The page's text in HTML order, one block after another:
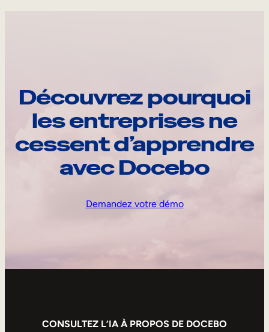
Découvrez pourquoi
les entreprises ne
cessent d’apprendre
avec Docebo
Demandez votre démo
CONSULTEZ L’IA À PROPOS DE DOCEBO